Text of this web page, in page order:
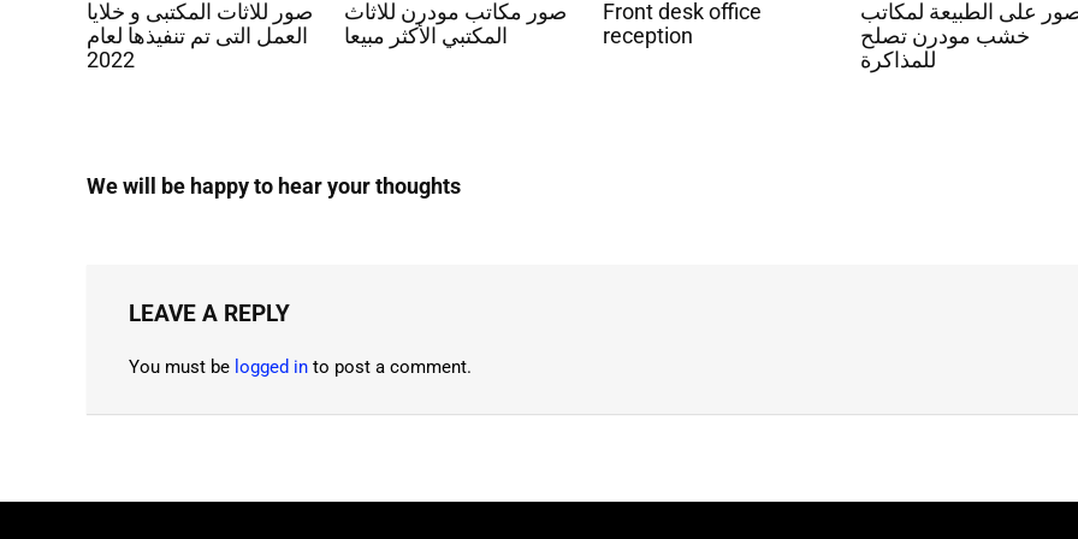
صور للاثات المكتبى و خلايا
العمل التى تم تنفيذها لعام
2022
صور مكاتب مودرن للاثاث
المكتبي الأكثر مبيعا
Front desk office
reception
على الطبيعة لمكاتب
خشب مودرن تصلح
للمذاكرة
We will be happy to hear your thoughts
LEAVE A REPLY
You must be logged in to post a comment.